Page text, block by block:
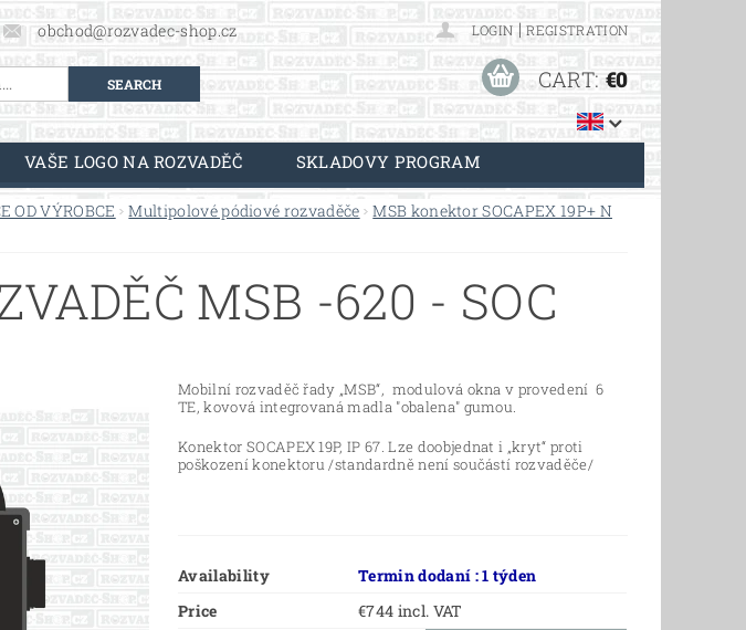
obchod@rozvadec-shop.cz LOGIN | REGISTRATION
CART: €0
VAŠE LOGO NA ROZVADĚČ SKLADOVY PROGRAM
OD VÝROBCE Multipolové pódiové rozvaděče
MSB konektor SOCAPEX 19P+ N
MSB -620 - SOC
Mobilní rozvaděč řady „MSB“, modulová okna v provedení 6
TE, kovová integrovaná madla "obalena" gumou.
Konektor SOCAPEX 19P, IP 67. Lze doobjednat i „kryt“ proti
poškození konektoru /standardně není součástí rozvaděče/
Availability
Termin dodaní : 1 týden
Price
€744 incl. VAT